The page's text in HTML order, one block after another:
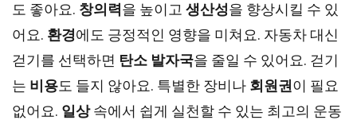
도 좋아요. 창의력을 높이고 생산성을 향상시킬 수 있
어요. 환경에도 긍정적인 영향을 미쳐요. 자동차 대신
걷기를 선택하면 탄소 발자국을 줄일 수 있어요. 걷기
는 비용도 들지 않아요. 특별한 장비나 회원권 이 필요
없어요. 일상속에서 쉽게 실천할 수 있는 최고의 운동